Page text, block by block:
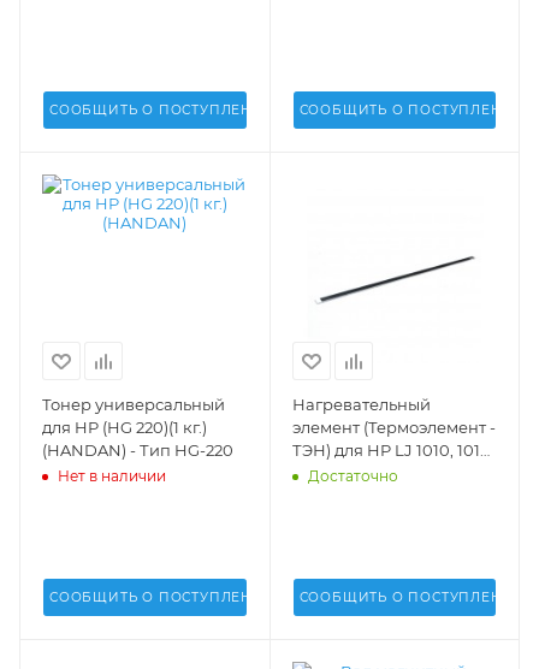
СООБЩИТЬ О ПОСТУПЛЕНИИ СООБЩИТЬ О ПОСТУПЛЕНИИ
Тонер универсальный
для HP (HG 220)(1 кг.)
(HANDAN) - Тип HG-220
Нет в наличии
СООБЩИТЬ О ПОСТУПЛЕНИИ
Нагревательный
элемент (Термоэлемент -
ТЭН) для HP LJ 1010, 1012,
1015, 1018, 1022 (DV Inc.) -
Достаточно
СООБЩИТЬ О ПОСТУПЛЕНИИ